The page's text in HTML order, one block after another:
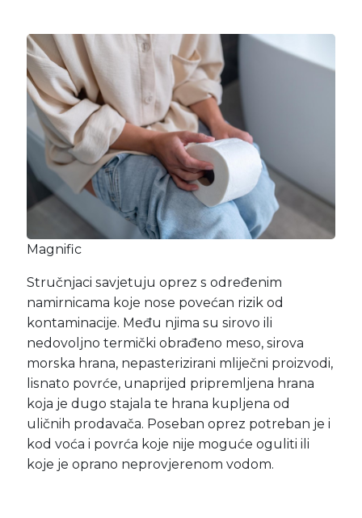
Magnific
Stručnjaci savjetuju oprez s određenim
namirnicama koje nose povećan rizik od
kontaminacije. Među njima su sirovo ili
nedovoljno termički obrađeno meso, sirova
morska hrana, nepasterizirani mliječni proizvodi,
lisnato povrće, unaprijed pripremljena hrana
koja je dugo stajala te hrana kupljena od
uličnih prodavača. Poseban oprez potreban je i
kod voća i povrća koje nije moguće oguliti ili
koje je oprano neprovjerenom vodom.